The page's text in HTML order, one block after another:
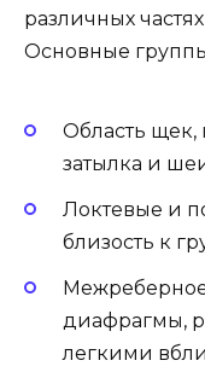
различных
Основные
Область
затылка и
Локтевые и
близость к
Межреберное
диафрагмы,
легкими